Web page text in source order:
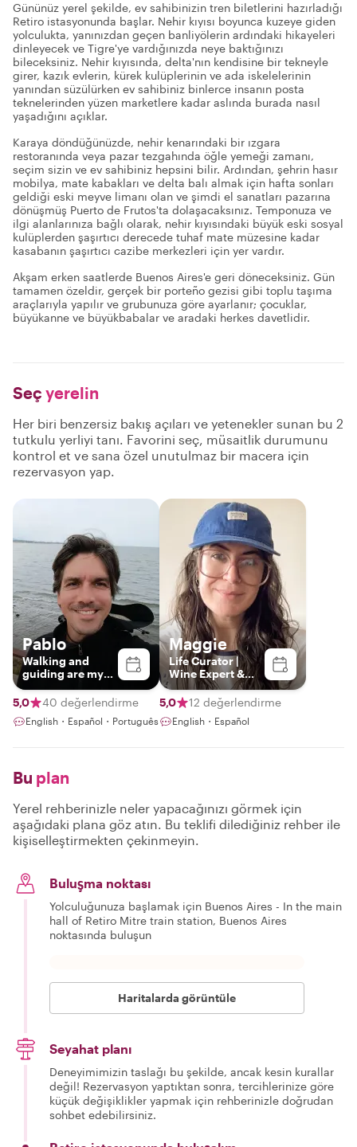
Gününüz yerel şekilde, ev sahibinizin tren biletlerini hazırladığı
Retiro istasyonunda başlar. Nehir kıyısı boyunca kuzeye giden
yolculukta, yanınızdan geçen banliyölerin ardındaki hikayeleri
dinleyecek ve Tigre'ye vardığınızda neye baktığınızı
bileceksiniz. Nehir kıyısında, delta'nın kendisine bir tekneyle
girer, kazık evlerin, kürek kulüplerinin ve ada iskelelerinin
yanından süzülürken ev sahibiniz binlerce insanın posta
teknelerinden yüzen marketlere kadar aslında burada nasıl
yaşadığını açıklar.
Karaya döndüğünüzde, nehir kenarındaki bir ızgara
restoranında veya pazar tezgahında öğle yemeği zamanı,
seçim sizin ve ev sahibiniz hepsini bilir. Ardından, şehrin hasır
mobilya, mate kabakları ve delta balı almak için hafta sonları
geldiği eski meyve limanı olan ve şimdi el sanatları pazarına
dönüşmüş Puerto de Frutos'ta dolaşacaksınız. Temponuza ve
ilgi alanlarınıza bağlı olarak, nehir kıyısındaki büyük eski sosyal
kulüplerden şaşırtıcı derecede tuhaf mate müzesine kadar
kasabanın şaşırtıcı cazibe merkezleri için yer vardır.
Akşam erken saatlerde Buenos Aires'e geri döneceksiniz. Gün
tamamen özeldir, gerçek bir porteño gezisi gibi toplu taşıma
araçlarıyla yapılır ve grubunuza göre ayarlanır; çocuklar,
büyükanne ve büyükbabalar ve aradaki herkes davetlidir.
Seç yerelin
Her biri benzersiz bakış açıları ve yetenekler sunan bu 2
tutkulu yerliyi tanı. Favorini seç, müsaitlik durumunu
kontrol et ve sana özel unutulmaz bir macera için
rezervasyon yap.
Pablo
Walking and
guiding are my
passions
5,0
40 değerlendirme
English・Español・Português
Maggie
Life Curator |
Wine Expert &
Pro
Photographer |
Crafting Tailor-
Made
5,0 12 değerlendirme
English・Español
Bu plan
Yerel rehberinizle neler yapacağınızı görmek için
aşağıdaki plana göz atın. Bu teklifi dilediğiniz rehber ile
kişiselleştirmekten çekinmeyin.
Buluşma noktası
Yolculuğunuza başlamak için Buenos Aires - In the main
hall of Retiro Mitre train station, Buenos Aires
noktasında buluşun
Haritalarda görüntüle
Seyahat planı
Deneyimimizin taslağı bu şekilde, ancak kesin kurallar
değil! Rezervasyon yaptıktan sonra, tercihlerinize göre
küçük değişiklikler yapmak için rehberinizle doğrudan
sohbet edebilirsiniz.